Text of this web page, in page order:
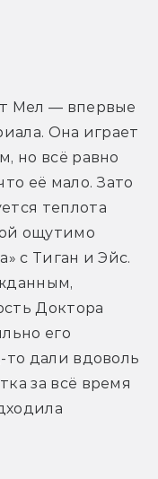
Мел — впервые
Она играет
но всё равно
её мало. Зато
теплота
ощутимо
с Тиган и Эйс.
Доктора
его
дали вдоволь
за всё время